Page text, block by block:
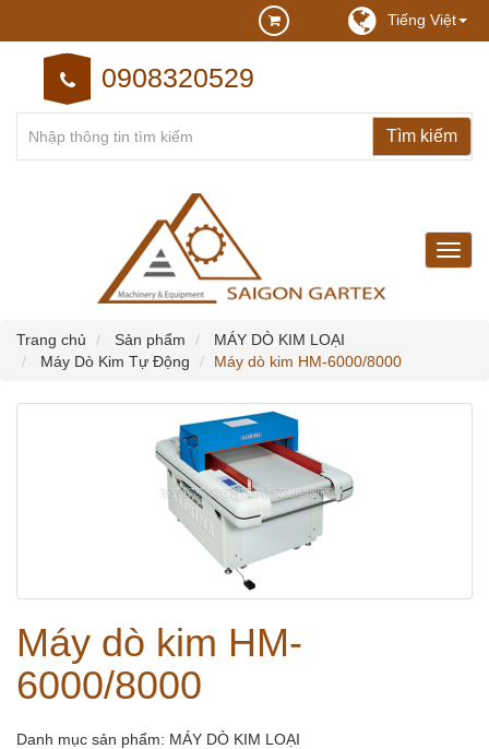
Tiếng Việt
0908320529
may
may
Trang chủ
Sản phẩm
MÁY DÒ KIM LOẠI
Máy Dò Kim Tự Động
Máy dò kim HM-6000/8000
Máy dò kim HM-
6000/8000
Danh mục sản phẩm: MÁY DÒ KIM LOẠI